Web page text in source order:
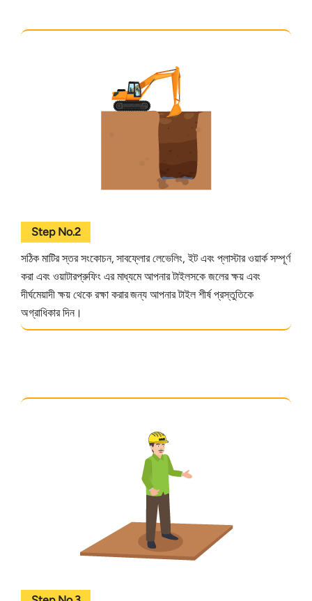
Step No.2
সঠিক মাটির স্তর সংকোচন, সাবফ্লোর লেভেলিং, ইট এবং প্লাস্টার ওয়ার্ক সম্পূর্ণ
করা এবং ওয়াটারপ্রুফিং এর মাধ্যমে আপনার টাইলসকে জলের ক্ষয় এবং
দীর্ঘমেয়াদী ক্ষয় থেকে রক্ষা করার জন্য আপনার টাইল শীর্ষ প্রস্তুতিকে
অগ্রাধিকার দিন।